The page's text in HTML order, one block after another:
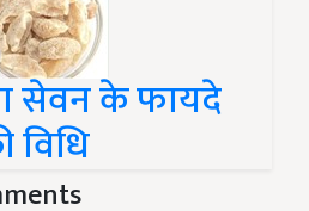
सेवन के फायदे